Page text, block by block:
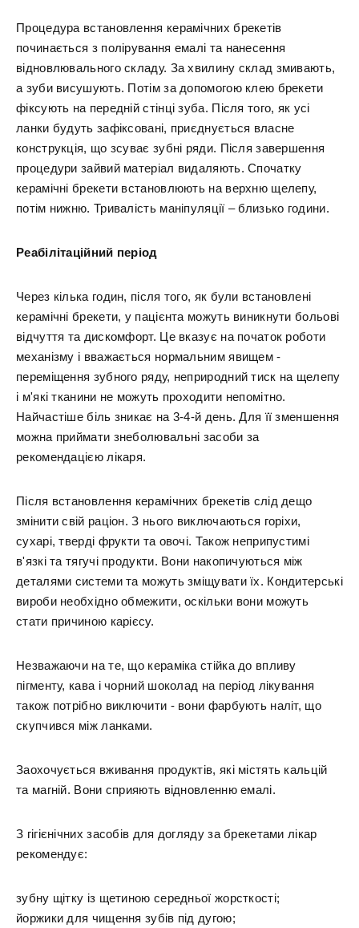
Процедура встановлення керамічних брекетів
починається з полірування емалі та нанесення
відновлювального складу. За хвилину склад змивають,
а зуби висушують. Потім за допомогою клею брекети
фіксують на передній стінці зуба. Після того, як усі
ланки будуть зафіксовані, приєднується власне
конструкція, що зсуває зубні ряди. Після завершення
процедури зайвий матеріал видаляють. Спочатку
керамічні брекети встановлюють на верхню щелепу,
потім нижню. Тривалість маніпуляції – близько години.
Реабілітаційний період
Через кілька годин, після того, як були встановлені
керамічні брекети, у пацієнта можуть виникнути больові
відчуття та дискомфорт. Це вказує на початок роботи
механізму і вважається нормальним явищем -
переміщення зубного ряду, неприродний тиск на щелепу
і м'які тканини не можуть проходити непомітно.
Найчастіше біль зникає на 3-4-й день. Для її зменшення
можна приймати знеболювальні засоби за
рекомендацією лікаря.
Після встановлення керамічних брекетів слід дещо
змінити свій раціон. З нього виключаються горіхи,
сухарі, тверді фрукти та овочі. Також неприпустимі
в'язкі та тягучі продукти. Вони накопичуються між
деталями системи та можуть зміщувати їх. Кондитерські
вироби необхідно обмежити, оскільки вони можуть
стати причиною карієсу.
Незважаючи на те, що кераміка стійка до впливу
пігменту, кава і чорний шоколад на період лікування
також потрібно виключити - вони фарбують наліт, що
скупчився між ланками.
Заохочується вживання продуктів, які містять кальцій
та магній. Вони сприяють відновленню емалі.
З гігієнічних засобів для догляду за брекетами лікар
рекомендує:
зубну щітку із щетиною середньої жорсткості;
йоржики для чищення зубів під дугою;